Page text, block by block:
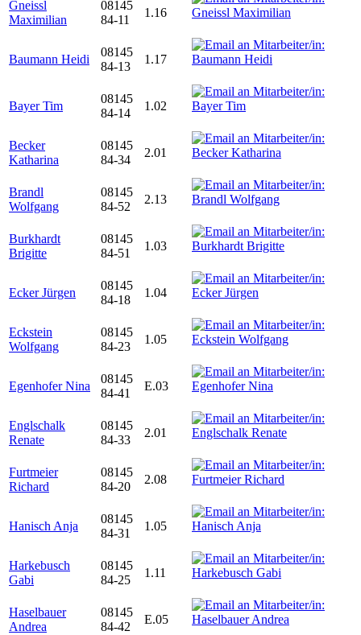
Gneissl
Maximilian
08145
84-11
1.16
Baumann Heidi
08145
84-13
1.17
Bayer Tim
08145
84-14
1.02
Becker
Katharina
08145
84-34
2.01
Brandl
Wolfgang
08145
84-52
2.13
Burkhardt
Brigitte
08145
84-51
1.03
Ecker Jürgen
08145
84-18
1.04
Eckstein
Wolfgang
08145
84-23
1.05
Egenhofer Nina
08145
84-41
E.03
Englschalk
Renate
08145
84-33
2.01
Furtmeier
Richard
08145
84-20
2.08
Hanisch Anja
08145
84-31
1.05
Harkebusch
Gabi
08145
84-25
1.11
Haselbauer
Andrea
08145
84-42
E.05